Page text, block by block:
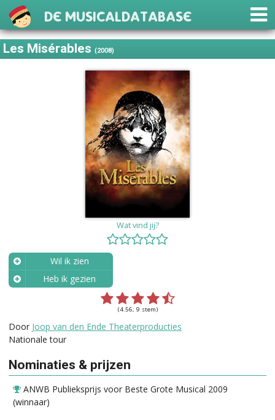
De Musicaldatabase
Les Misérables(2008)
Wat vind jij?
Wil ik zien
Heb ik gezien
(4.56; 9 stem)
Door Joop van den Ende Theaterproducties
Nationale tour
Nominaties & prijzen
ANWB Publieksprijs voor Beste Grote Musical 2009
(winnaar)